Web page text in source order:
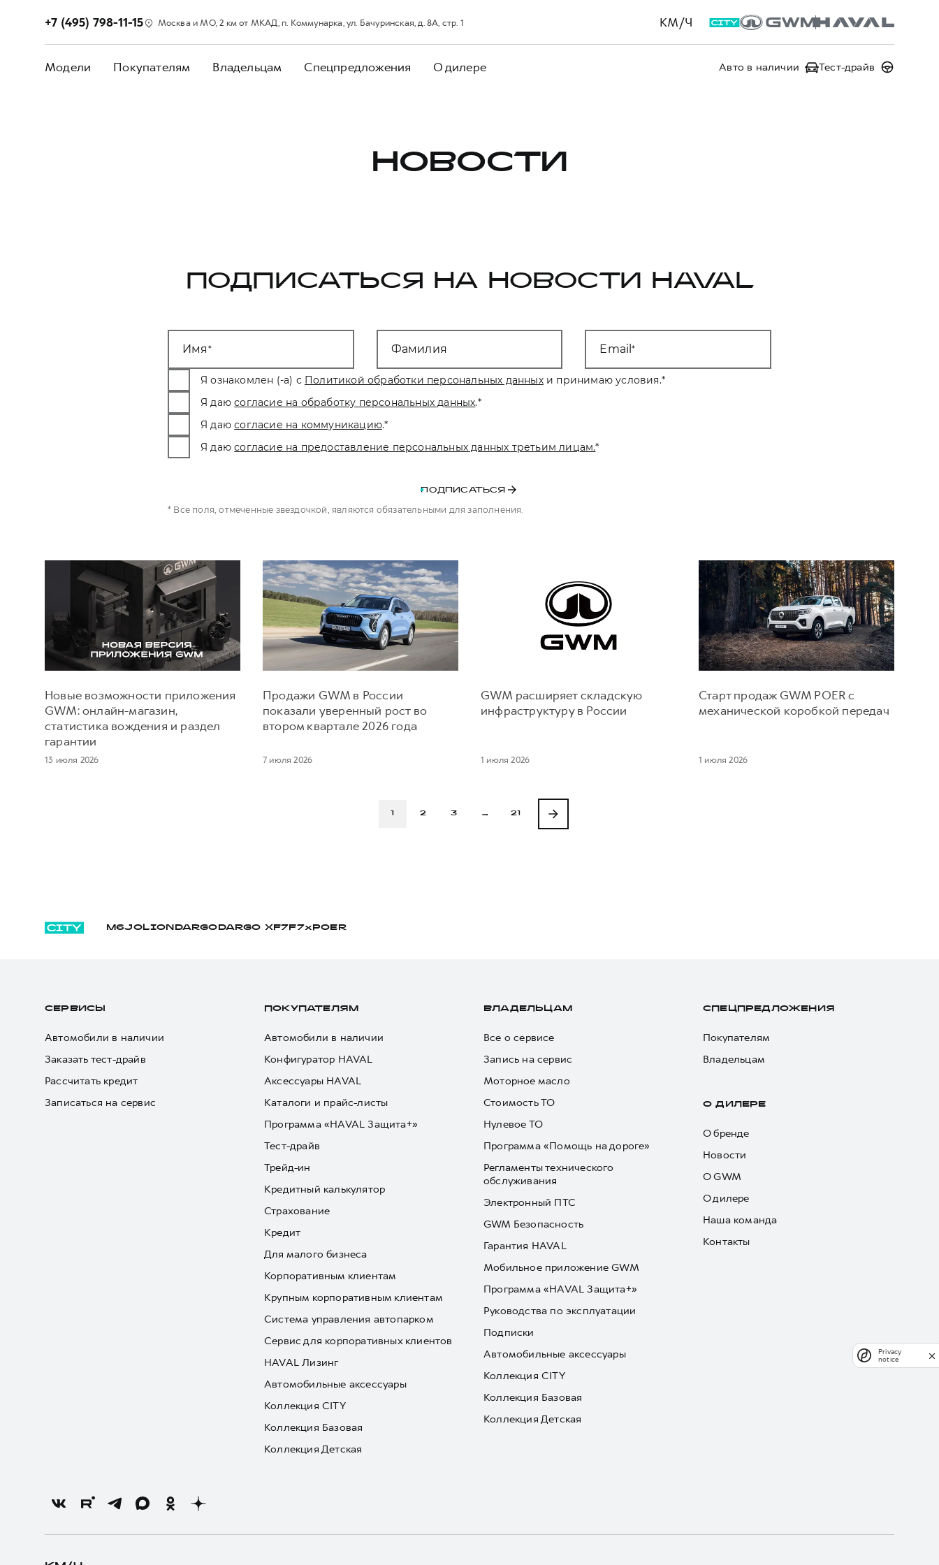
КМ/Ч
+7 (495) 798-11-15 Москва и МО, 2 км от МКАД, п. Коммунарка, ул. Бачуринская, д. 8А, стр. 1
Модели Покупателям Владельцам Спецпредложения О дилере Авто в наличии Тест-драйв
НОВОСТИ
ПОДПИСАТЬСЯ НА НОВОСТИ HAVAL
Имя Фамилия Email
Я ознакомлен (-а) с Политикой обработки персональных данных и принимаю условия.*
Я даю согласие на обработку персональных данных.*
Я даю согласие на коммуникацию.*
Я даю согласие на предоставление персональных данных третьим лицам.*
ПОДПИСАТЬСЯ
* Все поля, отмеченные звездочкой, являются обязательными для заполнения.
Новые возможности приложения
GWM: онлайн-магазин,
статистика вождения и раздел
гарантии
13 июля 2026
Продажи GWM в России
показали уверенный рост во
втором квартале 2026 года
7 июля 2026
GWM расширяет складскую
инфраструктуру в России
1 июля 2026
Старт продаж GWM POER с
механической коробкой передач
1 июля 2026
1 2 3 … 21
M6JOLION DARGO DARGO Х F7 F7x POER
СЕРВИСЫ
Автомобили в наличии
Заказать тест-драйв
Рассчитать кредит
Записаться на сервис
ПОКУПАТЕЛЯМ
Автомобили в наличии
Конфигуратор HAVAL
Аксессуары HAVAL
Каталоги и прайс-листы
Программа «HAVAL Защита+»
Тест-драйв
Трейд-ин
Кредитный калькулятор
Страхование
Кредит
Для малого бизнеса
Корпоративным клиентам
Крупным корпоративным клиентам
Система управления автопарком
Сервис для корпоративных клиентов
HAVAL Лизинг
Автомобильные аксессуары
Коллекция CITY
Коллекция Базовая
Коллекция Детская
ВЛАДЕЛЬЦАМ
Все о сервисе
Запись на сервис
Моторное масло
Стоимость ТО
Нулевое ТО
Программа «Помощь на дороге»
Регламенты технического
обслуживания
Электронный ПТС
GWM Безопасность
Гарантия HAVAL
Мобильное приложение GWM
Программа «HAVAL Защита+»
Руководства по эксплуатации
Подписки
Автомобильные аксессуары
Коллекция CITY
Коллекция Базовая
Коллекция Детская
СПЕЦПРЕДЛОЖЕНИЯ
Покупателям
Владельцам
О ДИЛЕРЕ
О бренде
Новости
О GWM
О дилере
Наша команда
Контакты
Privacy
notice